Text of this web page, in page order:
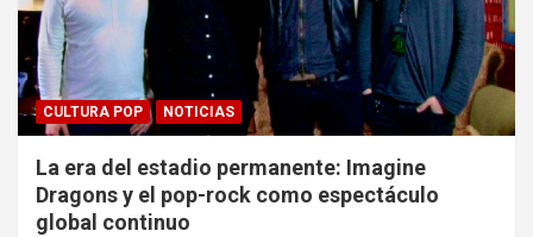
CULTURA POP NOTICIAS
La era del estadio permanente: Imagine
Dragons y el pop-rock como espectáculo
global continuo